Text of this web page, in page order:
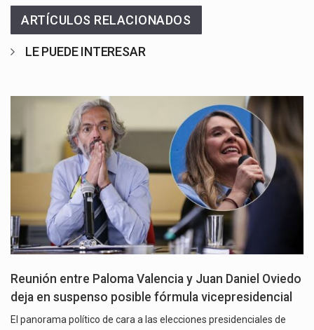
ARTÍCULOS RELACIONADOS
LE PUEDE INTERESAR
Reunión entre Paloma Valencia y Juan Daniel Oviedo
deja en suspenso posible fórmula vicepresidencial
El panorama político de cara a las elecciones presidenciales de